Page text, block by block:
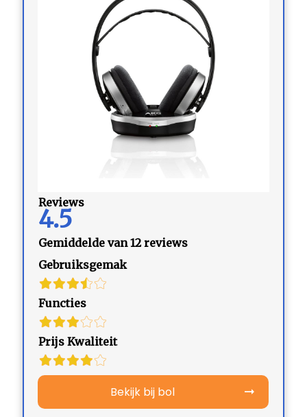
Reviews
4.5
Gemiddelde van 12 reviews
Gebruiksgemak
Functies
Prijs Kwaliteit
Bekijk bij bol